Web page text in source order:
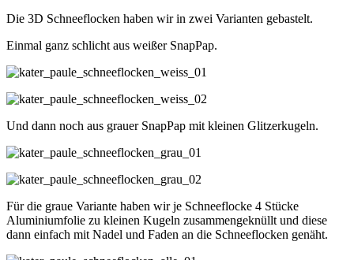
Die 3D Schneeflocken haben wir in zwei Varianten gebastelt.
Einmal ganz schlicht aus weißer SnapPap.
Und dann noch aus grauer SnapPap mit kleinen Glitzerkugeln.
Für die graue Variante haben wir je Schneeflocke 4 Stücke
Aluminiumfolie zu kleinen Kugeln zusammengeknüllt und diese
dann einfach mit Nadel und Faden an die Schneeflocken genäht.